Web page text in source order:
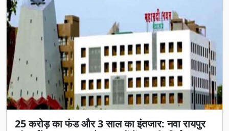
25 करोड़ का फंड और 3 साल का इंतजार: नवा रायपुर